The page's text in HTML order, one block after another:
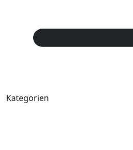
Kategorien